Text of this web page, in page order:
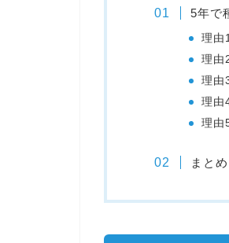
5年で
理由
理由
理由
理由
理由
まとめ